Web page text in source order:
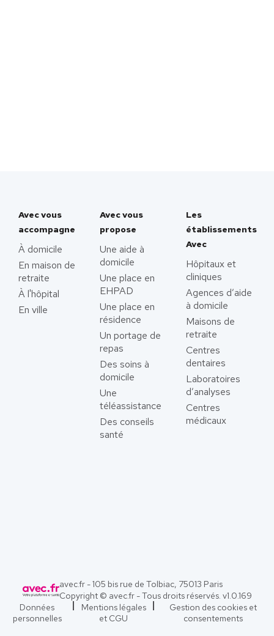
Avec vous
accompagne
À domicile
En maison de
retraite
À l'hôpital
En ville
Avec vous
propose
Une aide à
domicile
Une place en
EHPAD
Une place en
résidence
Un portage de
repas
Des soins à
domicile
Une
téléassistance
Des conseils
santé
Les
établissements
Avec
Hôpitaux et
cliniques
Agences d’aide
à domicile
Maisons de
retraite
Centres
dentaires
Laboratoires
d’analyses
Centres
médicaux
avec.fr - 105 bis rue de Tolbiac, 75013 Paris
Copyright © avec.fr - Tous droits réservés. v1.0.169
Données
personnelles
Mentions légales
et CGU
Gestion des cookies et
consentements